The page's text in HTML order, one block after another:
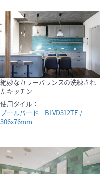
絶妙なカラーバランスの洗練され
たキッチン
使用タイル：
ブールバード BLVD312TE /
306x76mm